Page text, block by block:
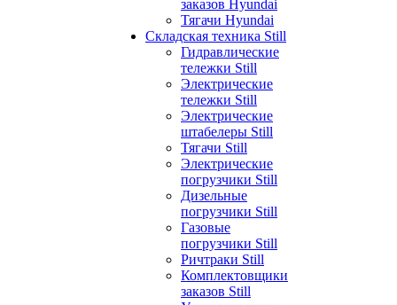
заказов Hyundai
Тягачи Hyundai
Складская техника Still
Гидравлические
тележки Still
Электрические
тележки Still
Электрические
штабелеры Still
Тягачи Still
Электрические
погрузчики Still
Дизельные
погрузчики Still
Газовые
погрузчики Still
Ричтраки Still
Комплектовщики
заказов Still